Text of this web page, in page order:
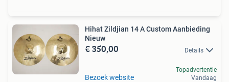
Hihat Zildjian 14 A Custom Aanbieding
Nieuw
€ 350,00 Details
Bezoek website
Topadvertentie
Vandaag